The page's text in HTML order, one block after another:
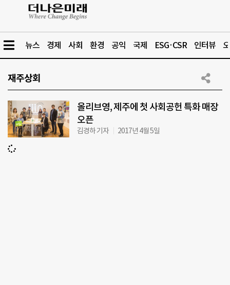
뉴스 경제 사회 환경 공익 국제 ESG·CSR 인터뷰
재주상회
올리브영, 제주에 첫 사회공헌 특화 매장
오픈
김경하 기자 2017년 4월 5일